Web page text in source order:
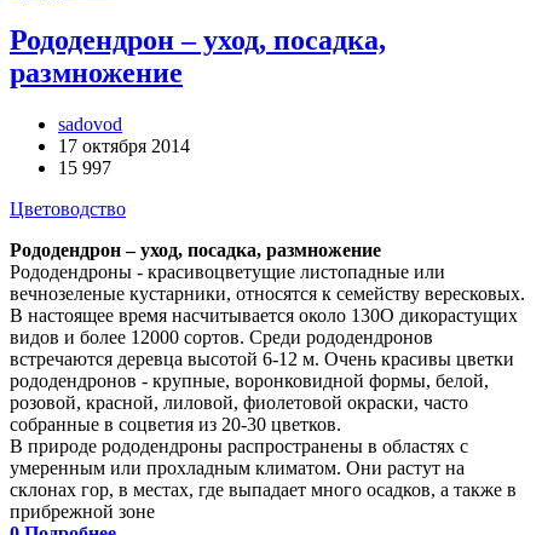
Рододендрон – уход, посадка,
размножение
sadovod
17 октября 2014
15 997
Цветоводство
Рододендрон – уход, посадка, размножение
Рододендроны - красивоцветущие листопадные или
вечнозеленые кустарники, относятся к семейству вересковых.
В настоящее время насчитывается около 130О дикорастущих
видов и более 12000 сортов. Среди рододендронов
встречаются деревца высотой 6-12 м. Очень красивы цветки
рододендронов - крупные, воронковидной формы, белой,
розовой, красной, лиловой, фиолетовой окраски, часто
собранные в соцветия из 20-30 цветков.
В природе рододендроны распространены в областях с
умеренным или прохладным климатом. Они растут на
склонах гор, в местах, где выпадает много осадков, а также в
прибрежной зоне